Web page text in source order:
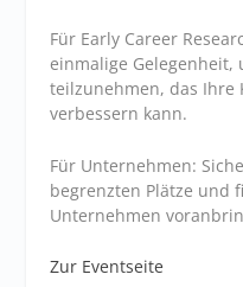
Für Early Career
einmalige Gelegenheit,
teilzunehmen, das Ihre
verbessern kann.
Für Unternehmen:
begrenzten Plätze und
Unternehmen
Zur Eventseite